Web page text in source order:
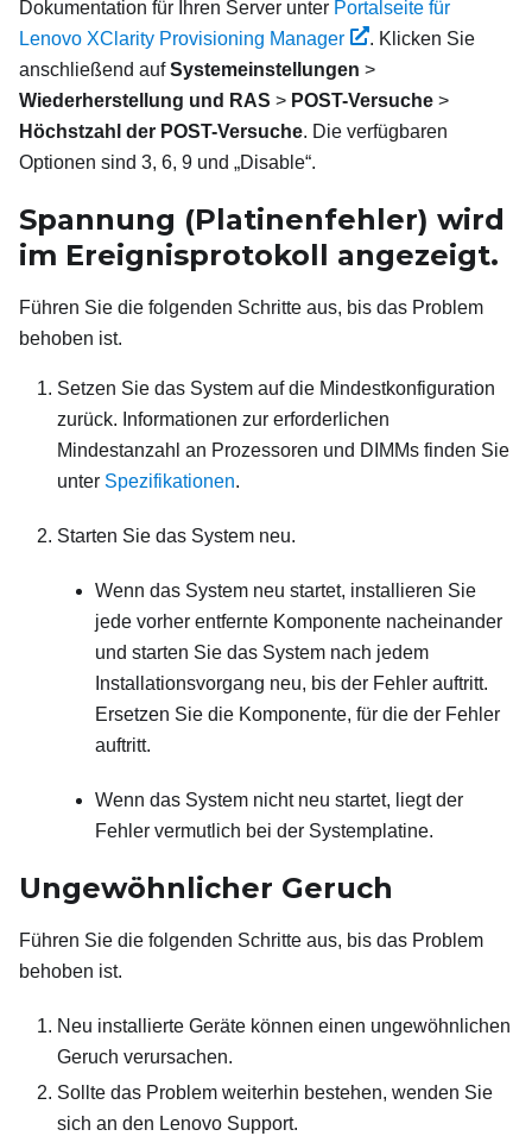
Dokumentation für Ihren Server unter Portalseite für
Lenovo XClarity Provisioning Manager
. Klicken Sie
anschließend aufSystemeinstellungen >
Wiederherstellung und RAS > POST-Versuche >
Höchstzahl der POST-Versuche. Die verfügbaren
Optionen sind 3, 6, 9 und „Disable“.
Spannung (Platinenfehler) wird
im Ereignisprotokoll angezeigt.
Führen Sie die folgenden Schritte aus, bis das Problem
behoben ist.
Setzen Sie das System auf die Mindestkonfiguration
zurück. Informationen zur erforderlichen
Mindestanzahl an Prozessoren und DIMMs finden Sie
unter Spezifikationen.
Starten Sie das System neu.
Wenn das System neu startet, installieren Sie
jede vorher entfernte Komponente nacheinander
und starten Sie das System nach jedem
Installationsvorgang neu, bis der Fehler auftritt.
Ersetzen Sie die Komponente, für die der Fehler
auftritt.
Wenn das System nicht neu startet, liegt der
Fehler vermutlich bei der Systemplatine.
Ungewöhnlicher Geruch
Führen Sie die folgenden Schritte aus, bis das Problem
behoben ist.
Neu installierte Geräte können einen ungewöhnlichen
Geruch verursachen.
Sollte das Problem weiterhin bestehen, wenden Sie
sich an den Lenovo Support.